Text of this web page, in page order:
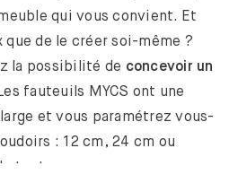
qui vous convient. Et
de le créer soi-même ?
la possibilité de concevoir un
fauteuils MYCS ont une
et vous paramétrez vous-
: 12 cm, 24 cm ou
tout.